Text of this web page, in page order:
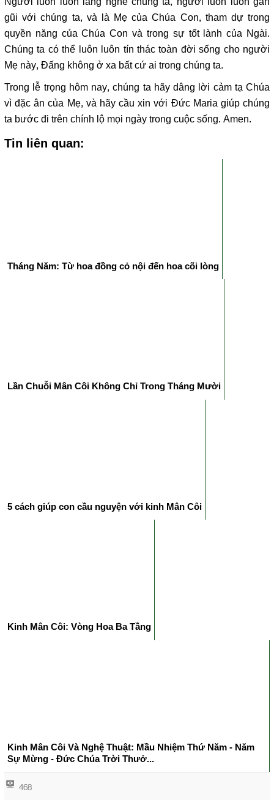
gũi với chúng ta, và là Mẹ của Chúa Con, tham dự trong
quyền năng của Chúa Con và trong sự tốt lành của Ngài.
Chúng ta có thể luôn luôn tín thác toàn đời sống cho người
Mẹ này, Đấng không ở xa bất cứ ai trong chúng ta.
Trong lễ trọng hôm nay, chúng ta hãy dâng lời cảm tạ Chúa
vì đặc ân của Mẹ, và hãy cầu xin với Đức Maria giúp chúng
ta bước đi trên chính lộ mọi ngày trong cuộc sống. Amen.
Tin liên quan:
Tháng Năm: Từ hoa đồng cỏ nội đến hoa cõi lòng
Lần Chuỗi Mân Côi Không Chỉ Trong Tháng Mười
5 cách giúp con cầu nguyện với kinh Mân Côi
Kinh Mân Côi: Vòng Hoa Ba Tầng
Kinh Mân Côi Và Nghệ Thuật: Mầu Nhiệm Thứ Năm - Năm
Sự Mừng - Đức Chúa Trời Thưở...
468